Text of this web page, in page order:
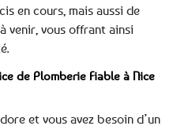
en cours, mais aussi de
venir, vous offrant ainsi
de Plomberie Fiable à Nice
et vous avez besoin d’un